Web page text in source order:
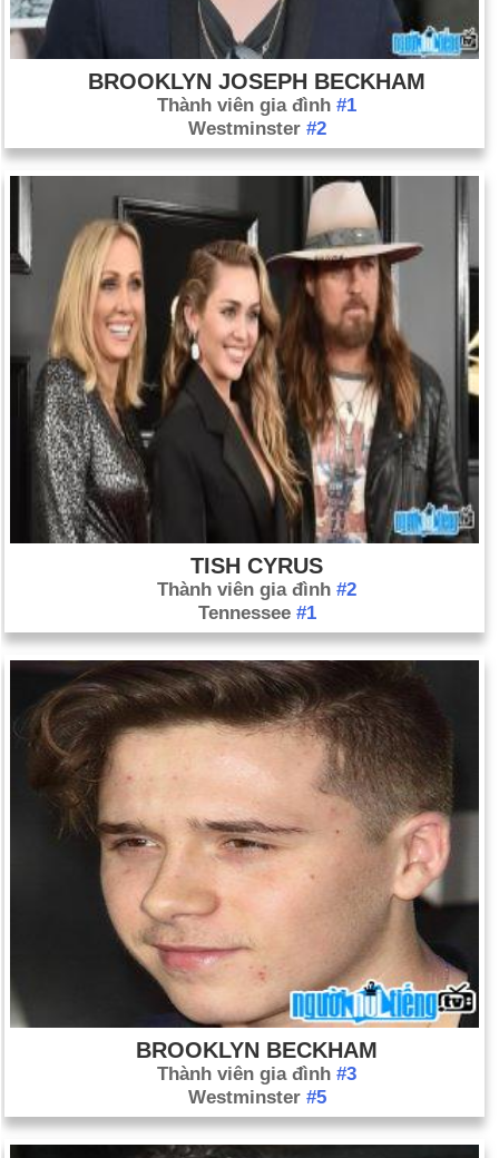
Chính phủ đã đình chỉ ở Bắc Ireland để phản đối việc nghi ngờ
có đường dây gián điệp của IRA (ngày 14 tháng 10).
Triều Tiên thừa nhận phát triển vũ khí hạt nhân bất chấp hiệp
ước (ngày 16 tháng 10).
Phiến quân Chechnya bắt 763 con tin tại nhà hát ở Moscow
(ngày 23 tháng 10). Các nhà chức trách Nga đã thả một khí
gas vào nhà hát, giết chết 116 con tin và giải thoát những
người còn lại (ngày 26 tháng 10). Bối cảnh: Dòng thời gian
Chechnya
Giang Trạch Dân của Trung Quốc chính thức thôi giữ chức
tổng bí thư; Hồ Cẩm Đào được đặt tên là người kế nhiệm
(ngày 14 tháng 11).
Hội đồng Bảo an Liên Hợp Quốc thông qua nghị quyết nhất trí
kêu gọi Iraq giải giáp vũ khí nếu không sẽ phải đối mặt với
"hậu quả nghiêm trọng". (Ngày 8 tháng 11).
Các thanh tra vũ khí của Liên Hợp Quốc trở lại Iraq (ngày 18
tháng 11).
Ngày sinh Romeo Beckham (1-9) trong lịch sử
Ngày 1-9 năm 1807: Cựu phó tổng thống Hoa Kỳ Aaron Burr
được kết luận vô tội vì tội phản quốc.
Ngày 1-9 năm 1923:Một trận động đất kinh hoàng đã xảy ra ở
các thành phố Tokyo và Yokohama của Nhật Bản. Gần
150.000 người thiệt mạng và hơn hai triệu người mất nhà cửa.
Ngày 1-9 năm 1939:Chiến tranh thế giới thứ hai bắt đầu khi
Đức Quốc xã xâm lược Ba Lan.
Ngày 1-9 năm 1969:
Một cuộc đảo chính ở Libya đã lật đổ chế
độ quân chủ của Vua Idris và đưa Muammar al-Qaddafi lên
nắm quyền.
Ngày 1-9 năm 1983:
Một chiếc Boeing 747 của Korean Air
Lines đã bị một máy bay phản lực của Liên Xô bắn rơi, khiến
toàn bộ 269 người trên máy bay thiệt mạng.
Ngày 1-9 năm 1985: Một đoàn thám hiểm của Mỹ-Pháp đã
tìm thấy xác con tàu Titanic cách bờ biển Newfoundland 560
Ngày 1-9 năm 2004:Những kẻ khủng bố Chechnya đã bắt
khoảng 1.200 học sinh và những người khác làm con tin ở
Beslan, Nga. Biệt kích tấn công trường học vào ngày 3 tháng
9.
BROOKLYN JOSEPH BECKHAM‬‬
Thành viên gia đình #1
Westminster #2
TISH CYRUS
Thành viên gia đình #2
Tennessee #1
BROOKLYN BECKHAM
Thành viên gia đình #3
Westminster #5